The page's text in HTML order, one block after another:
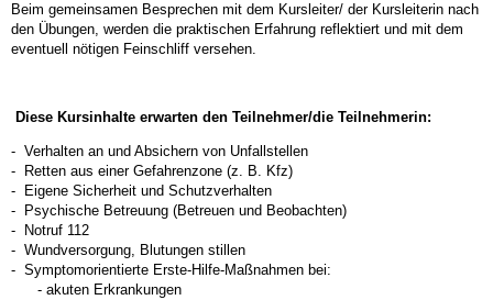
Beim gemeinsamen Besprechen mit dem Kursleiter/ der Kursleiterin nach
den Übungen, werden die praktischen Erfahrung reflektiert und mit dem
eventuell nötigen Feinschliff versehen.
Diese Kursinhalte erwarten den Teilnehmer/die Teilnehmerin:
- Verhalten an und Absichern von Unfallstellen
- Retten aus einer Gefahrenzone (z. B. Kfz)
- Eigene Sicherheit und Schutzverhalten
- Psychische Betreuung (Betreuen und Beobachten)
- Notruf 112
- Wundversorgung, Blutungen stillen
- Symptomorientierte Erste-Hilfe-Maßnahmen bei:
- akuten Erkrankungen